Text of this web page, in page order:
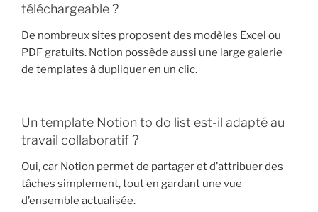
téléchargeable ?
De nombreux sites proposent des modèles Excel ou
PDF gratuits. Notion possède aussi une large galerie
de templates à dupliquer en un clic.
Un template Notion to do list est-il adapté au
travail collaboratif ?
Oui, car Notion permet de partager et d’attribuer des
tâches simplement, tout en gardant une vue
d’ensemble actualisée.